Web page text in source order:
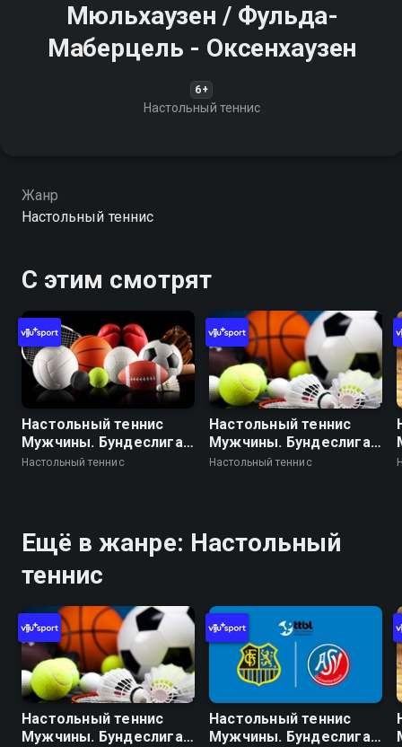
Мюльхаузен / Фульда-
Маберцель - Оксенхаузен
6+
Настольный теннис
Жанр
Настольный теннис
С этим смотрят
Настольный теннис
Мужчины. Бундеслига.
Регулярный сезон
Настольный теннис
Настольный теннис
Мужчины. Бундеслига.
Регулярный сезон
Настольный теннис
Ещё в жанре: Настольный
теннис
Настольный теннис
Мужчины. Бундеслига.
Настольный теннис
Мужчины. Бундеслига.